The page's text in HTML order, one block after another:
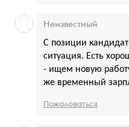
С позиции
ситуация. Есть
- ищем новую
же временный
Неизвестный
Пожаловаться